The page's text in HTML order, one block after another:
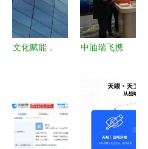
文化赋能，
展的创新型
企业
中油瑞飞携
筑智慧新能